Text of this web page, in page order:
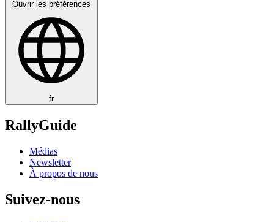
Ouvrir les préférences
fr
RallyGuide
Médias
Newsletter
À propos de nous
Suivez-nous